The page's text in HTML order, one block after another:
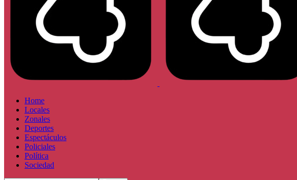
Home
Locales
Zonales
Deportes
Espectáculos
Policiales
Política
Sociedad